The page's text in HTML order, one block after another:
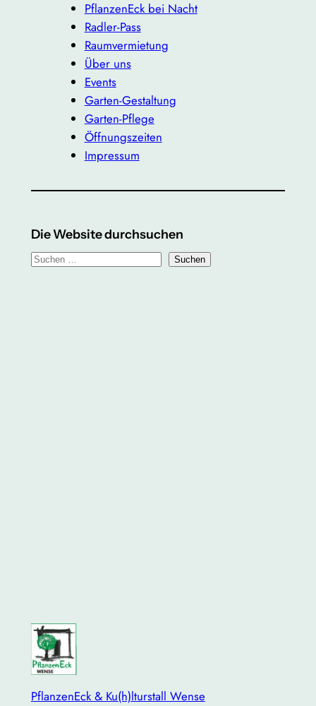
PflanzenEck bei Nacht
Radler-Pass
Raumvermietung
Über uns
Events
Garten-Gestaltung
Garten-Pflege
Öffnungszeiten
Impressum
Die Website durchsuchen
S
Suchen
PflanzenEck & Ku(h)lturstall Wense